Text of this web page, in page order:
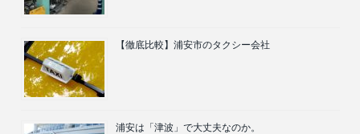
【徹底比較】浦安市のタクシー会社
浦安は「津波」で大丈夫なのか。